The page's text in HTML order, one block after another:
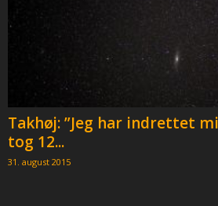
Takhøj: ”Jeg har indrettet
tog 12...
31. august 2015